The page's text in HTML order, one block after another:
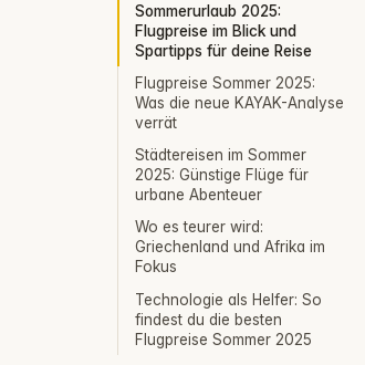
Sommerurlaub 2025:
Flugpreise im Blick und
Spartipps für deine Reise
Flugpreise Sommer 2025:
Was die neue KAYAK-Analyse
verrät
Städtereisen im Sommer
2025: Günstige Flüge für
urbane Abenteuer
Wo es teurer wird:
Griechenland und Afrika im
Fokus
Technologie als Helfer: So
findest du die besten
Flugpreise Sommer 2025